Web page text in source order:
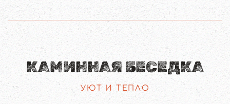
КАМИННАЯ БЕСЕДКА
УЮТ И ТЕПЛО